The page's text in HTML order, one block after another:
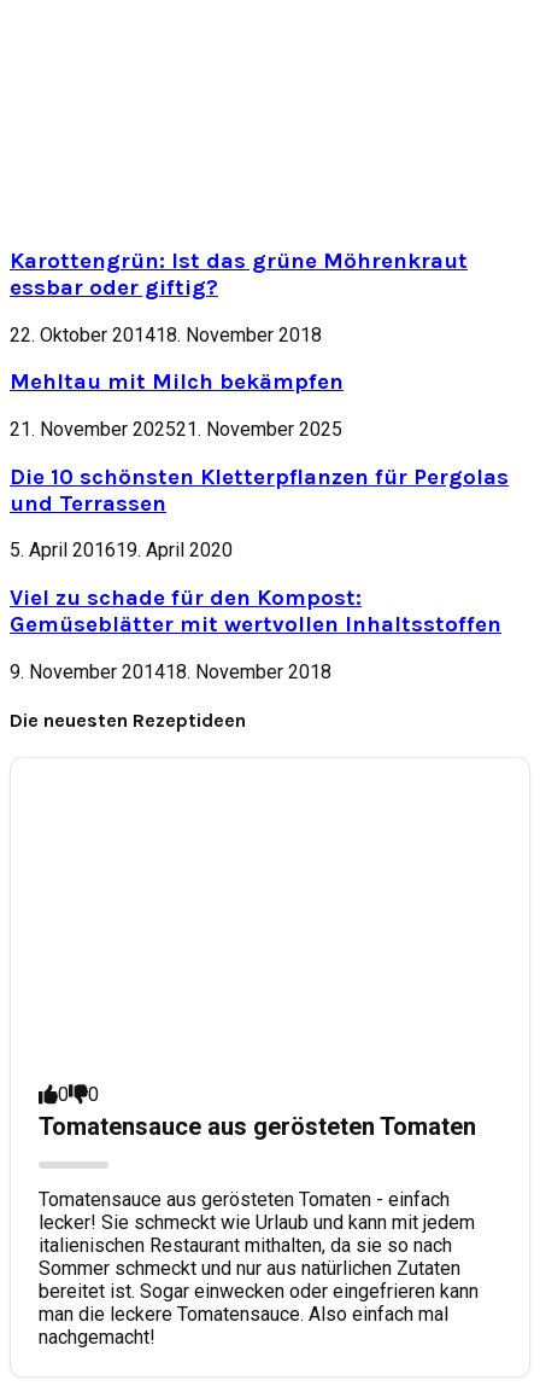
Karottengrün: Ist das grüne Möhrenkraut
essbar oder giftig?
22. Oktober 201418. November 2018
Mehltau mit Milch bekämpfen
21. November 202521. November 2025
Die 10 schönsten Kletterpflanzen für Pergolas
und Terrassen
5. April 201619. April 2020
Viel zu schade für den Kompost:
Gemüseblätter mit wertvollen Inhaltsstoffen
9. November 201418. November 2018
Die neuesten Rezeptideen
0 0
Tomatensauce aus gerösteten Tomaten
Tomatensauce aus gerösteten Tomaten - einfach
lecker! Sie schmeckt wie Urlaub und kann mit jedem
italienischen Restaurant mithalten, da sie so nach
Sommer schmeckt und nur aus natürlichen Zutaten
bereitet ist. Sogar einwecken oder eingefrieren kann
man die leckere Tomatensauce. Also einfach mal
nachgemacht!